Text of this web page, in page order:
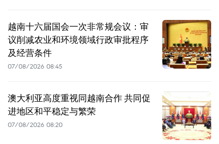
越南十六届国会一次非常规会议：审
议削减农业和环境领域行政审批程序
及经营条件
07/08/2026 08:45
澳大利亚高度重视同越南合作 共同促
进地区和平稳定与繁荣
07/08/2026 08:20